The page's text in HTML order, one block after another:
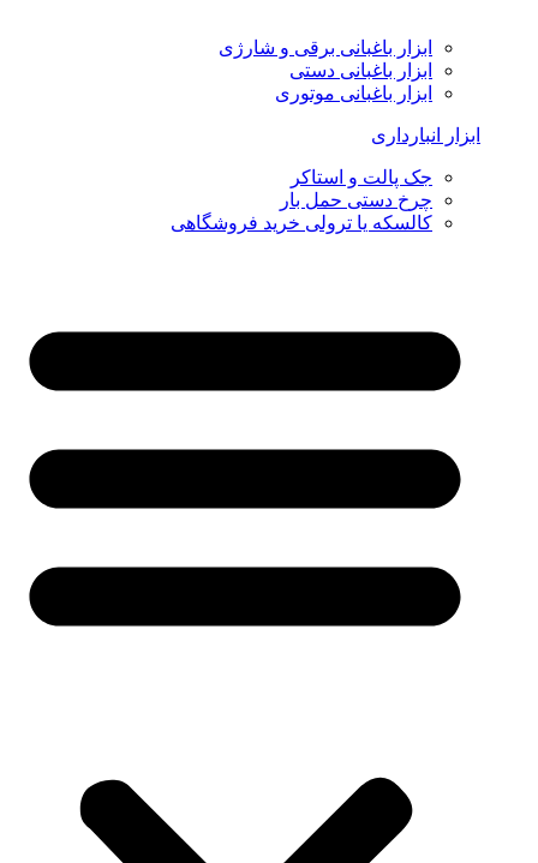
ابزار باغبانی برقی و شارژی
ابزار باغبانی دستی
ابزار باغبانی موتوری
ابزار انبارداری
جک پالت و استاکر
چرخ دستی حمل بار
کالسکه یا ترولی خرید فروشگاهی